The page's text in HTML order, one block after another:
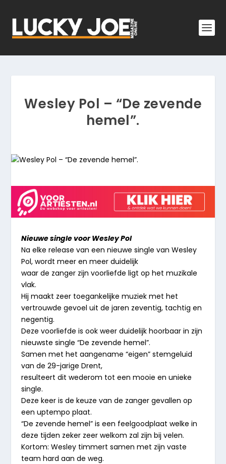
Wesley Pol – “De zevende
hemel”.
Nieuwe single voor Wesley Pol
Na elke release van een nieuwe single van Wesley
Pol, wordt meer en meer duidelijk
waar de zanger zijn voorliefde ligt op het muzikale
vlak.
Hij maakt zeer toegankelijke muziek met het
vertrouwde gevoel uit de jaren zeventig, tachtig en
negentig.
Deze voorliefde is ook weer duidelijk hoorbaar in zijn
nieuwste single “De zevende hemel”.
Samen met het aangename “eigen” stemgeluid
van de 29-jarige Drent,
resulteert dit wederom tot een mooie en unieke
single.
Deze keer is de keuze van de zanger gevallen op
een uptempo plaat.
“De zevende hemel” is een feelgoodplaat welke in
deze tijden zeker zeer welkom zal zijn bij velen.
Kortom: Wesley timmert samen met zijn vaste
team hard aan de weg.